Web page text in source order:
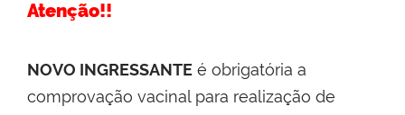
Atenção!!
NOVO INGRESSANTE é obrigatória a
comprovação vacinal para realização de